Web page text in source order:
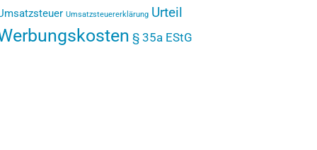
Umsatzsteuererklärung Urteil
§ 35a EStG